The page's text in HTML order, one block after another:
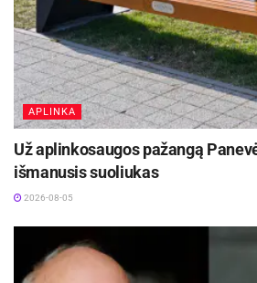
APLINKA
Už aplinkosaugos pažangą
išmanusis suoliukas
2026-08-05